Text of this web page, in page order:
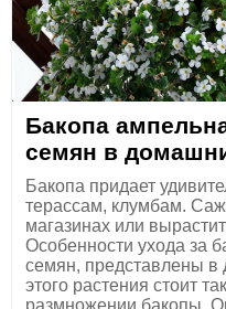
Бакопа
семян в
Бакопа придает
терассам, клумбам.
магазинах или
Особенности ухода за
семян, представлены в
этого растения стоит
размножении бакопы.